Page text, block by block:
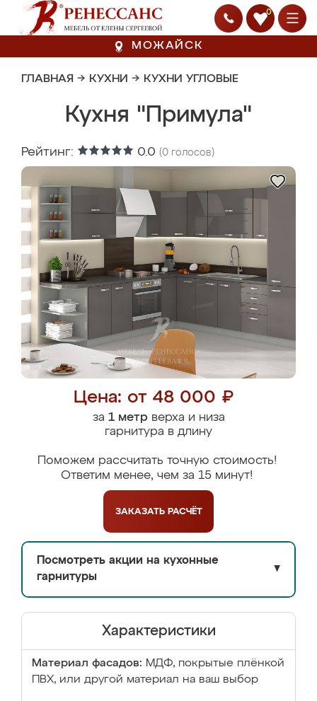
0
МОЖАЙСК
ГЛАВНАЯ → КУХНИ → КУХНИ УГЛОВЫЕ
Кухня "Примула"
Рейтинг: 0.0 (0 голосов)
Цена: от 48 000 ₽
за 1 метрверха и низа
гарнитура в длину
Поможем рассчитать точную стоимость!
Ответим менее, чем за 15 минут!
ЗАКАЗАТЬ РАСЧЁТ
Посмотреть акции на кухонные
гарнитуры
▼
Характеристики
Материал фасадов: МДФ, покрытые плёнкой
ПВХ, или другой материал на ваш выбор